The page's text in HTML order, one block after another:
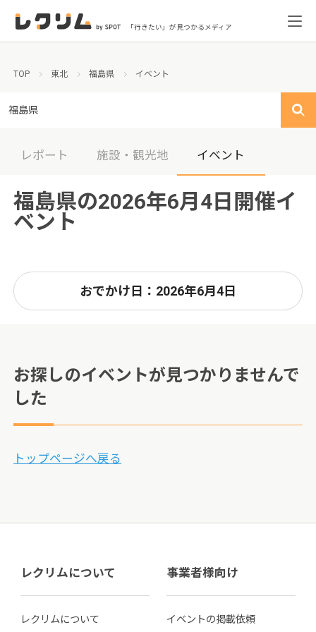
「行きたい」が見つかるメディア
TOP 東北 福島県 イベント
福島県
レポート 施設・観光地 イベント
福島県の2026年6月4日開催イ
ベント
おでかけ日：2026年6月4日
お探しのイベントが見つかりませんで
した
トップページへ戻る
レクリムについて
レクリムについて
事業者様向け
イベントの掲載依頼